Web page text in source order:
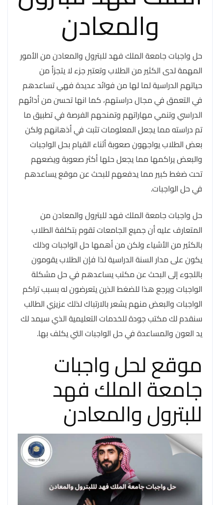
والمعادن
حل واجبات جامعة الملك فهد للبترول والمعادن من الأمور
المهمة لدى الكثير من الطلاب وتعتبر جزء لا يتجزأ من
حياتهم الدراسية لما لها من فوائد عديدة فهي تساعدهم
في التعمق في مجال دراستهم، كما انها تحسن من أدائهم
الدراسي وتنمي مهاراتهم وتمنحهم الفرصة في تطبيق ما
تم دراسته مما يجعل المعلومات تثبت في أذهانهم ولكن
بعض الطلاب يواجهون صعوبة أثناء القيام بحل الواجبات
والبعض يراكمها مما يجعل حلها أكثر صعوبة ويضعهم
تحت ضغط كبير مما يدفعهم للبحث عن موقع يساعدهم
في حل الواجبات.
حل واجبات جامعة الملك فهد للبترول والمعادن من
المتعارف عليه أن جميع الجامعات تقوم بتكلفة الطلاب
بالكثير من الأشياء ولكن من أهمها حل الواجبات وذلك
يكون على مدار السنة الدراسية لذا فإن الطلاب يقومون
باللجوء إلى البحث عن مكتب يساعدهم في حل مشكلة
الواجبات ويرجع هذا للضغط الذين يتعرضون له بسبب تراكم
الواجبات والبعض منهم يشعر بالارتباك لذلك عزيزي الطالب
سنقدم لك مكتب جودة للخدمات التعليمية الذي سيمد لك
يد العون والمساعدة في حل الواجبات التي يكلف بها.
موقع لحل واجبات
جامعة الملك فهد
للبترول والمعادن